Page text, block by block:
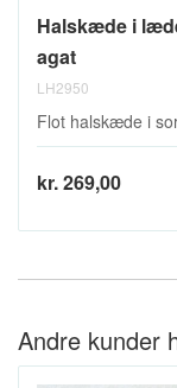
Halskæde i
agat
LH2950
Flot halskæde i
kr. 269,00
Andre kunder